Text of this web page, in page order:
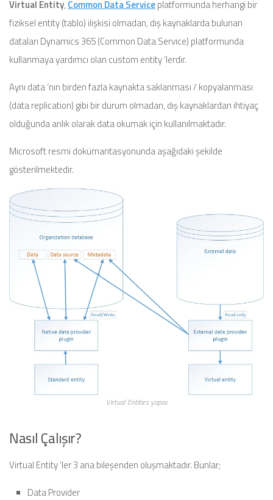
Virtual Entity, Common Data Serviceplatformunda herhangi bir
fiziksel entity (tablo) ilişkisi olmadan, dış kaynaklarda bulunan
dataları Dynamics 365 (Common Data Service) platformunda
kullanmaya yardımcı olan custom entity ‘lerdir.
Aynı data ‘nın birden fazla kaynakta saklanması / kopyalanması
(data replication) gibi bir durum olmadan, dış kaynaklardan ihtiyaç
olduğunda anlık olarak data okumak için kullanılmaktadır.
Microsoft resmi dokümantasyonunda aşağıdaki şekilde
gösterilmektedir.
Virtual Entities yapısı
Nasıl Çalışır?
Virtual Entity ‘ler 3 ana bileşenden oluşmaktadır. Bunlar;
Data Provider